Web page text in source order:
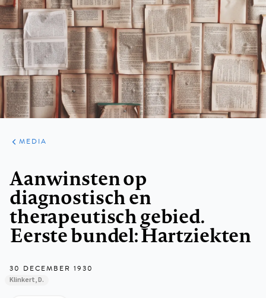
ARTIKELEN
VARIA
MEDIA
Aanwinsten op
diagnostisch en
therapeutisch gebied.
Eerste bundel: Hartziekten
30 DECEMBER 1930
Klinkert, D.